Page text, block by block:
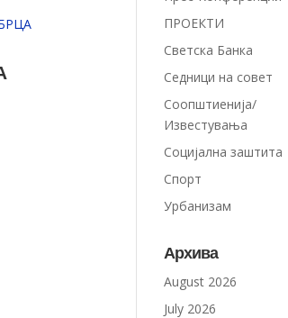
ПРОЕКТИ
Светска Банка
Седници на совет
Соопштиенија/
Известувања
Социјална заштита
Спорт
Урбанизам
Архива
August 2026
July 2026